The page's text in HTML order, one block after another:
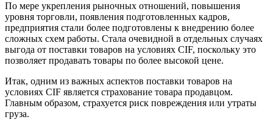
По мере укрепления рыночных отношений, повышения
уровня торговли, появления подготовленных кадров,
предприятия стали более подготовлены к внедрению более
сложных схем работы. Стала очевидной в отдельных случаях
выгода от поставки товаров на условиях CIF, поскольку это
позволяет продавать товары по более высокой цене.
Итак, одним из важных аспектов поставки товаров на
условиях CIF является страхование товара продавцом.
Главным образом, страхуется риск повреждения или утраты
груза.